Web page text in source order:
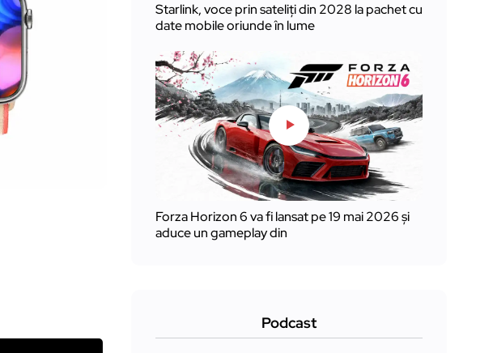
Starlink, voce prin sateliți din 2028 la pachet cu
date mobile oriunde în lume
Forza Horizon 6 va fi lansat pe 19 mai 2026 și
aduce un gameplay din
Podcast